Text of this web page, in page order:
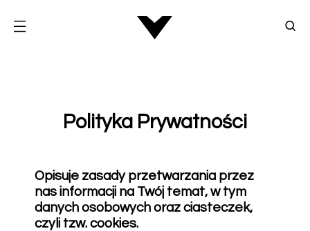
Polityka Prywatności
Opisuje zasady przetwarzania przez
nas informacji na Twój temat, w tym
danych osobowych oraz ciasteczek,
czyli tzw. cookies.